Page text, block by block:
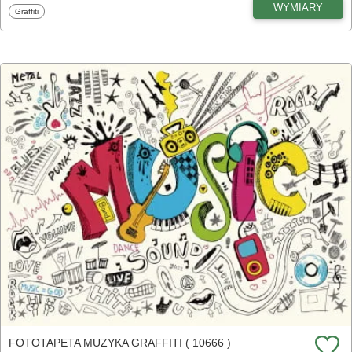
Fototapety
Graffiti WYMIARY
FOTOTAPETA MUZYKA GRAFFITI ( 10666 )